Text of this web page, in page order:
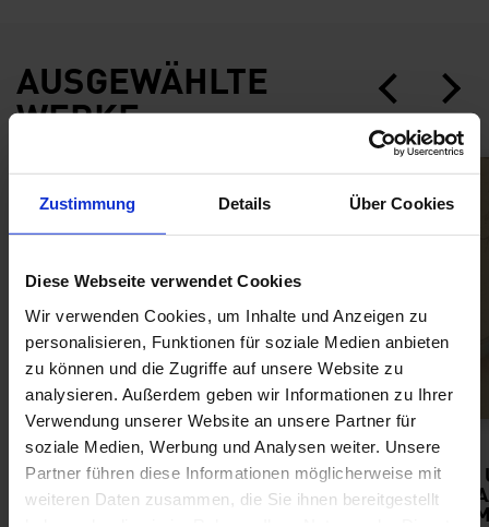
Zustimmung Details Über Cookies
Diese Webseite verwendet Cookies
Wir verwenden Cookies, um Inhalte und Anzeigen zu
personalisieren, Funktionen für soziale Medien anbieten
zu können und die Zugriffe auf unsere Website zu
analysieren. Außerdem geben wir Informationen zu Ihrer
Verwendung unserer Website an unsere Partner für
soziale Medien, Werbung und Analysen weiter. Unsere
Partner führen diese Informationen möglicherweise mit
weiteren Daten zusammen, die Sie ihnen bereitgestellt
AUSGEWÄHLTE
WERKE
Mars, 1926, Die Neue Sammlung – The Design
Max Beckmann, Bildnis eines Argentiniers, 1929,
MAX BECKMANN, BILDNIS
EINES ARGENTINIERS, 1929,
BAYERISCHE
STAATSGEMÄLDESAMMLUN
Jankel Adler,
JANKEL ADLER,
SELBSTBILDNIS,
(20. JH. 1. H.),
GRAPHISCHE